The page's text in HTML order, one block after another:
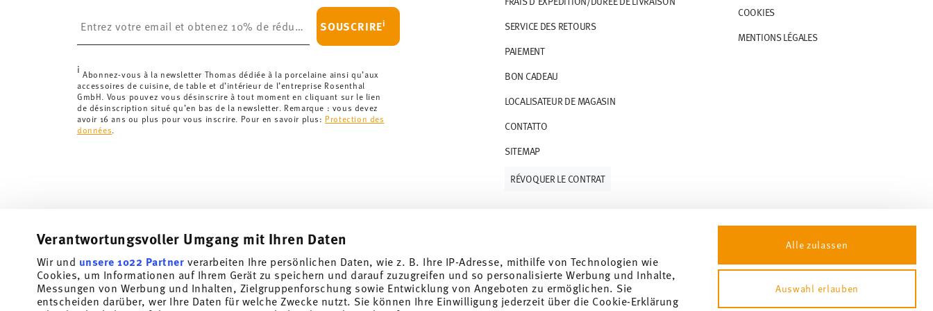
Verantwortungsvoller Umgang mit Ihren Daten
Wir und unsere 1022 Partner verarbeiten Ihre persönlichen Daten, wie z. B. Ihre IP-Adresse, mithilfe von Technologien wie
Cookies, um Informationen auf Ihrem Gerät zu speichern und darauf zuzugreifen und so personalisierte Werbung und Inhalte,
Messungen von Werbung und Inhalten, Zielgruppenforschung sowie Entwicklung von Angeboten zu ermöglichen. Sie
entscheiden darüber, wer Ihre Daten für welche Zwecke nutzt. Sie können Ihre Einwilligung jederzeit über die Cookie-Erklärung
Alle zulassen
Auswahl erlauben
Suisse :Les livraisons en Suisse sont gratuites à partir de 69,90 CHF. Pour toute commande
inférieure à 69,90 CHF, les frais de livraison s'élèvent à 36,90 CHF.
Délai de livraison en France :5-7 jours ouvrables pour les articles en stock. Vous pouvez consulter
les délais de livraison vers d'autres paysici .
Retours :Pour les retours, veuillez utiliser notreservice de retour.
SOUSCRIREi
i Abonnez-vous à la newsletter Thomas dédiée à la porcelaine ainsi qu’aux
accessoires de cuisine, de table et d’intérieur de l’entreprise Rosenthal
GmbH. Vous pouvez vous désinscrire à tout moment en cliquant sur le lien
de désinscription situé qu’en bas de la newsletter. Remarque : vous devez
avoir 16 ans ou plus pour vous inscrire. Pour en savoir plus: Protection des
données
SERVICE DES RETOURS
PAIEMENT
BON CADEAU
LOCALISATEUR DE MAGASIN
CONTATTO
SITEMAP
COOKIES
MENTIONS LÉGALES
RÉVOQUER LE CONTRAT
Abonnez-vous à notre newsletter et recevez une réduction de 10%!
Tiens-toi au courant des nouveautés, des tendances et des